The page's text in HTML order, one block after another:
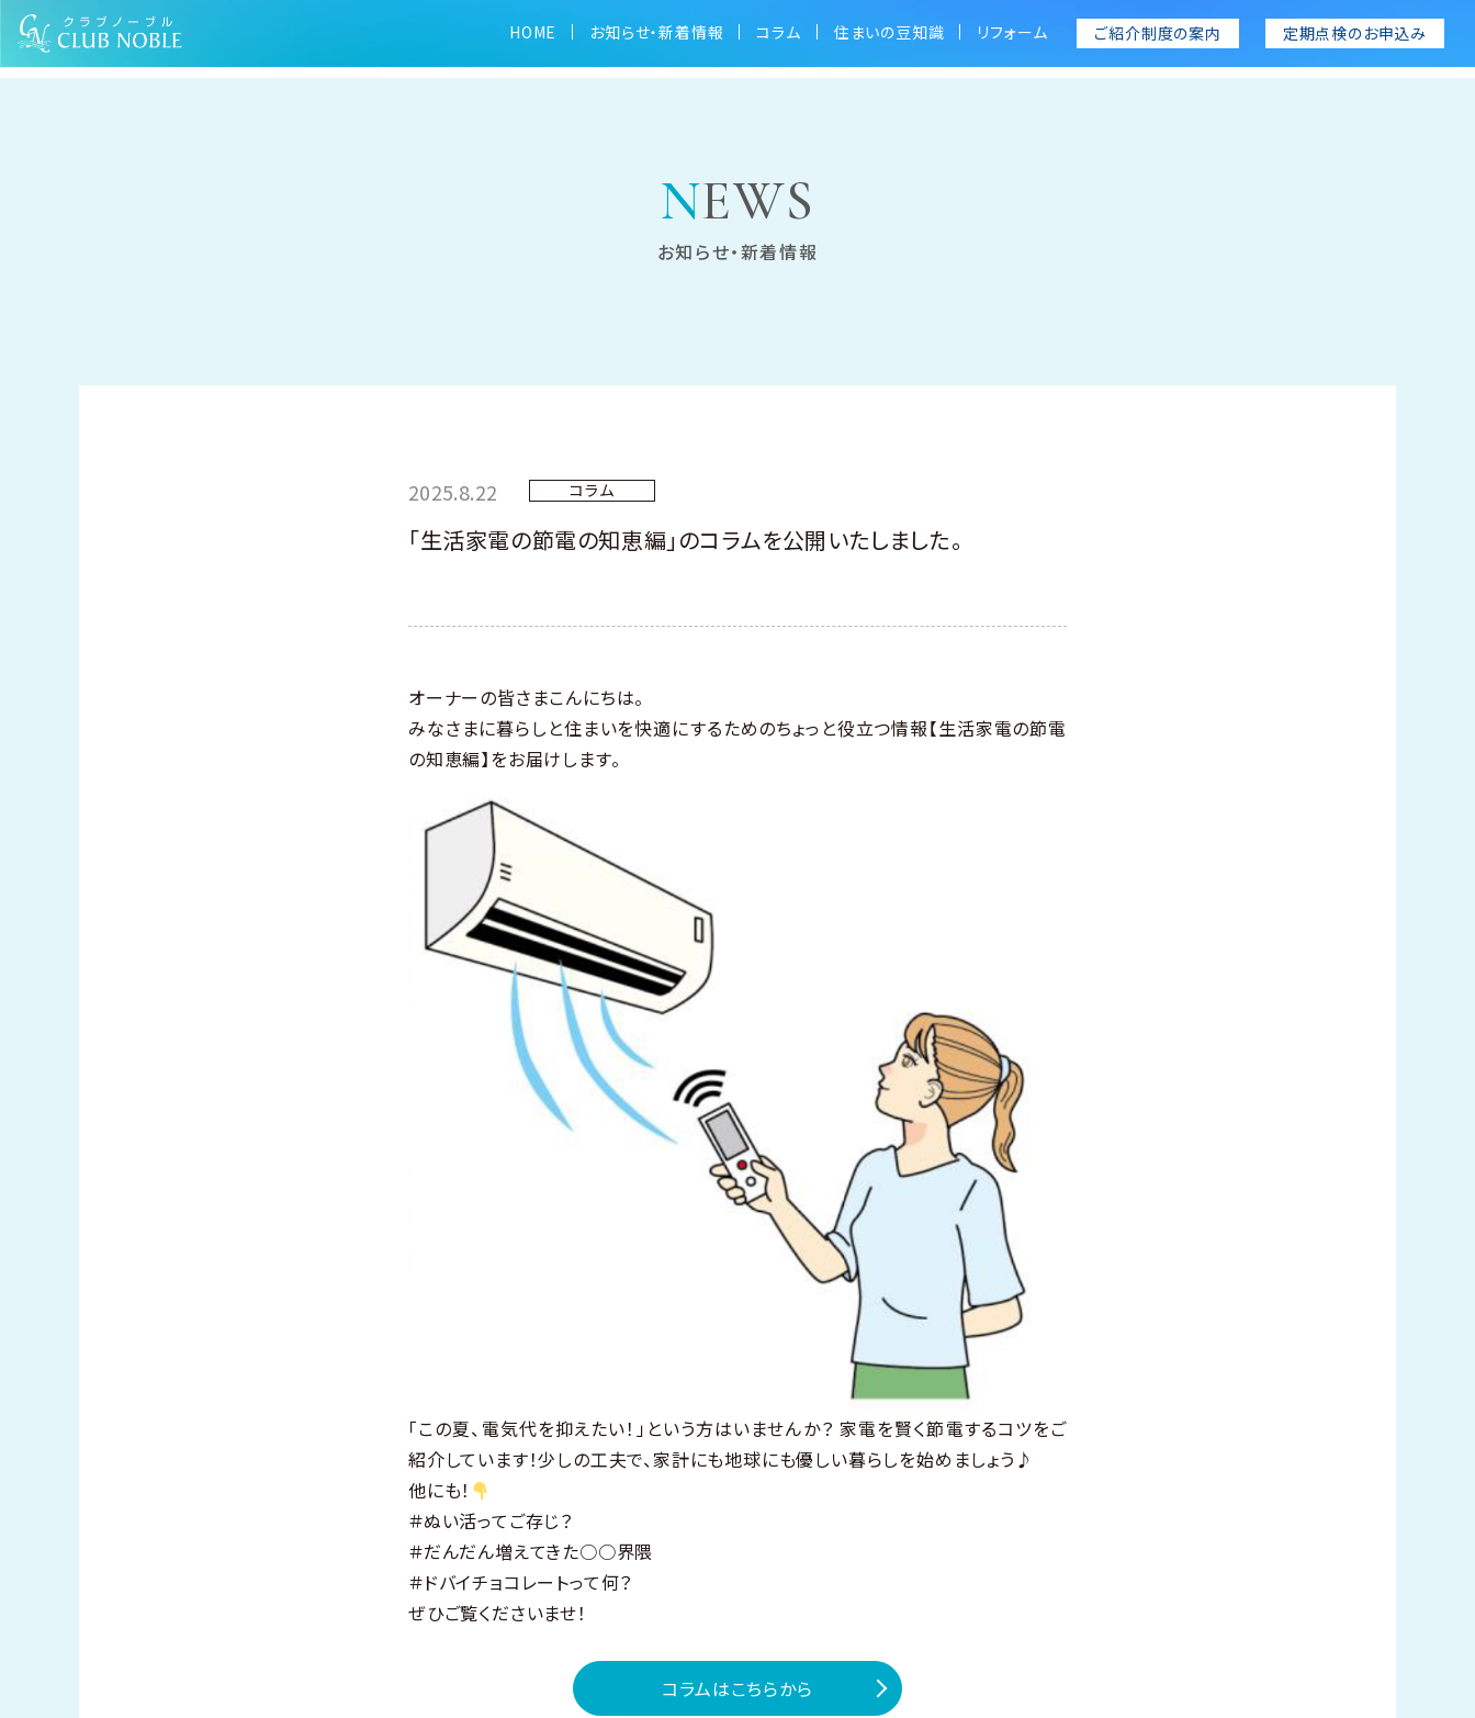
HOME お知らせ・新着情報 コラム 住まいの豆知識 リフォーム ご紹介制度の案内 定期点検のお申込み
NEWS
お知らせ・新着情報
TOP お知らせ 「生活家電の節電の知恵編」のコラムを公開いたしました。
2025.8.22 コラム
「生活家電の節電の知恵編」のコラムを公開いたしました。
オーナーの皆さまこんにちは。
みなさまに暮らしと住まいを快適にするためのちょっと役立つ情報【生活家電の節電
の知恵編】をお届けします。
「この夏、電気代を抑えたい！」という方はいませんか？ 家電を賢く節電するコツをご
紹介しています！少しの工夫で、家計にも地球にも優しい暮らしを始めましょう♪
他にも！
＃ぬい活ってご存じ？
＃だんだん増えてきた○○界隈
＃ドバイチョコレートって何？
ぜひご覧くださいませ！
コラムはこちらから